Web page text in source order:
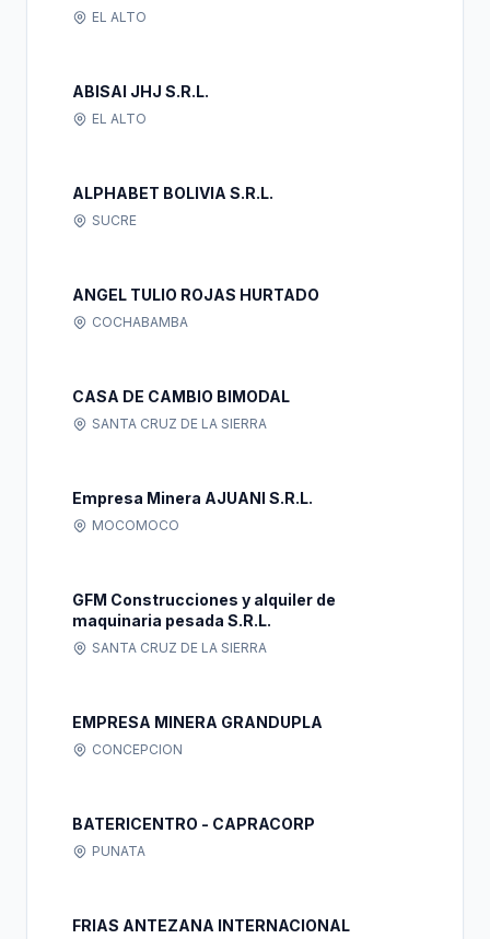
EL ALTO
ABISAI JHJ S.R.L.
EL ALTO
ALPHABET BOLIVIA S.R.L.
SUCRE
ANGEL TULIO ROJAS HURTADO
COCHABAMBA
CASA DE CAMBIO BIMODAL
SANTA CRUZ DE LA SIERRA
Empresa Minera AJUANI S.R.L.
MOCOMOCO
GFM Construcciones y alquiler de
maquinaria pesada S.R.L.
SANTA CRUZ DE LA SIERRA
EMPRESA MINERA GRANDUPLA
CONCEPCION
BATERICENTRO - CAPRACORP
PUNATA
FRIAS ANTEZANA INTERNACIONAL